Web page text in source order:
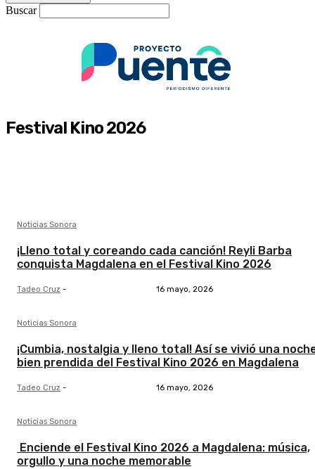
Buscar
Festival Kino 2026
Noticias Sonora
¡Lleno total y coreando cada canción! Reyli Barba
conquista Magdalena en el Festival Kino 2026
Tadeo Cruz - 16 mayo, 2026
Noticias Sonora
¡Cumbia, nostalgia y lleno total! Así se vivió una
bien prendida del Festival Kino 2026 en Magdalena
Tadeo Cruz - 16 mayo, 2026
Noticias Sonora
Enciende el Festival Kino 2026 a Magdalena: música,
orgullo y una noche memorable